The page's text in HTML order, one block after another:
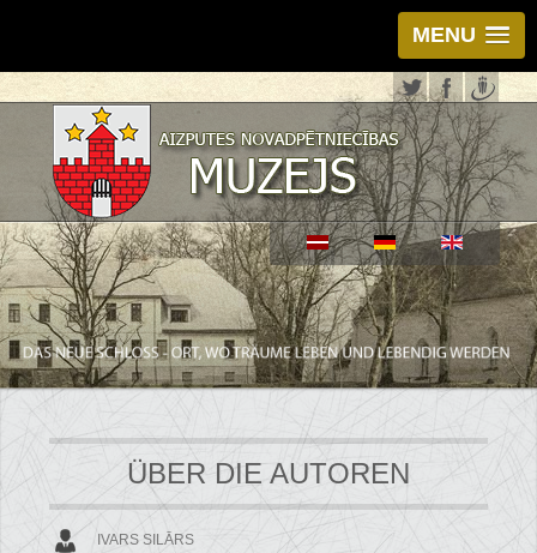
MENU
ÜBER DIE AUTOREN
IVARS SILĀRS